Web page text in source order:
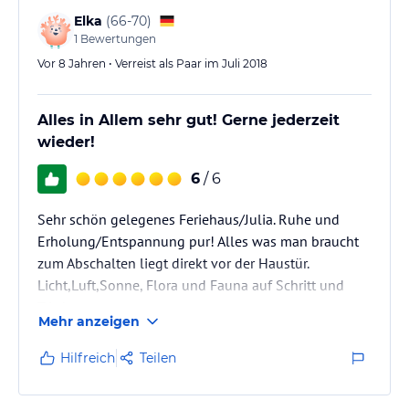
Elka (66-70)
1 Bewertungen
Vor 8 Jahren • Verreist als Paar im Juli 2018
Alles in Allem sehr gut! Gerne jederzeit
wieder!
6 / 6
Sehr schön gelegenes Feriehaus/Julia. Ruhe und
Erholung/Entspannung pur! Alles was man braucht
zum Abschalten liegt direkt vor der Haustür.
Licht,Luft,Sonne, Flora und Fauna auf Schritt und
Wer die Ruhe braucht und liebt ist hier bestens
aufgehoben.
Mehr anzeigen
Hilfreich Teilen